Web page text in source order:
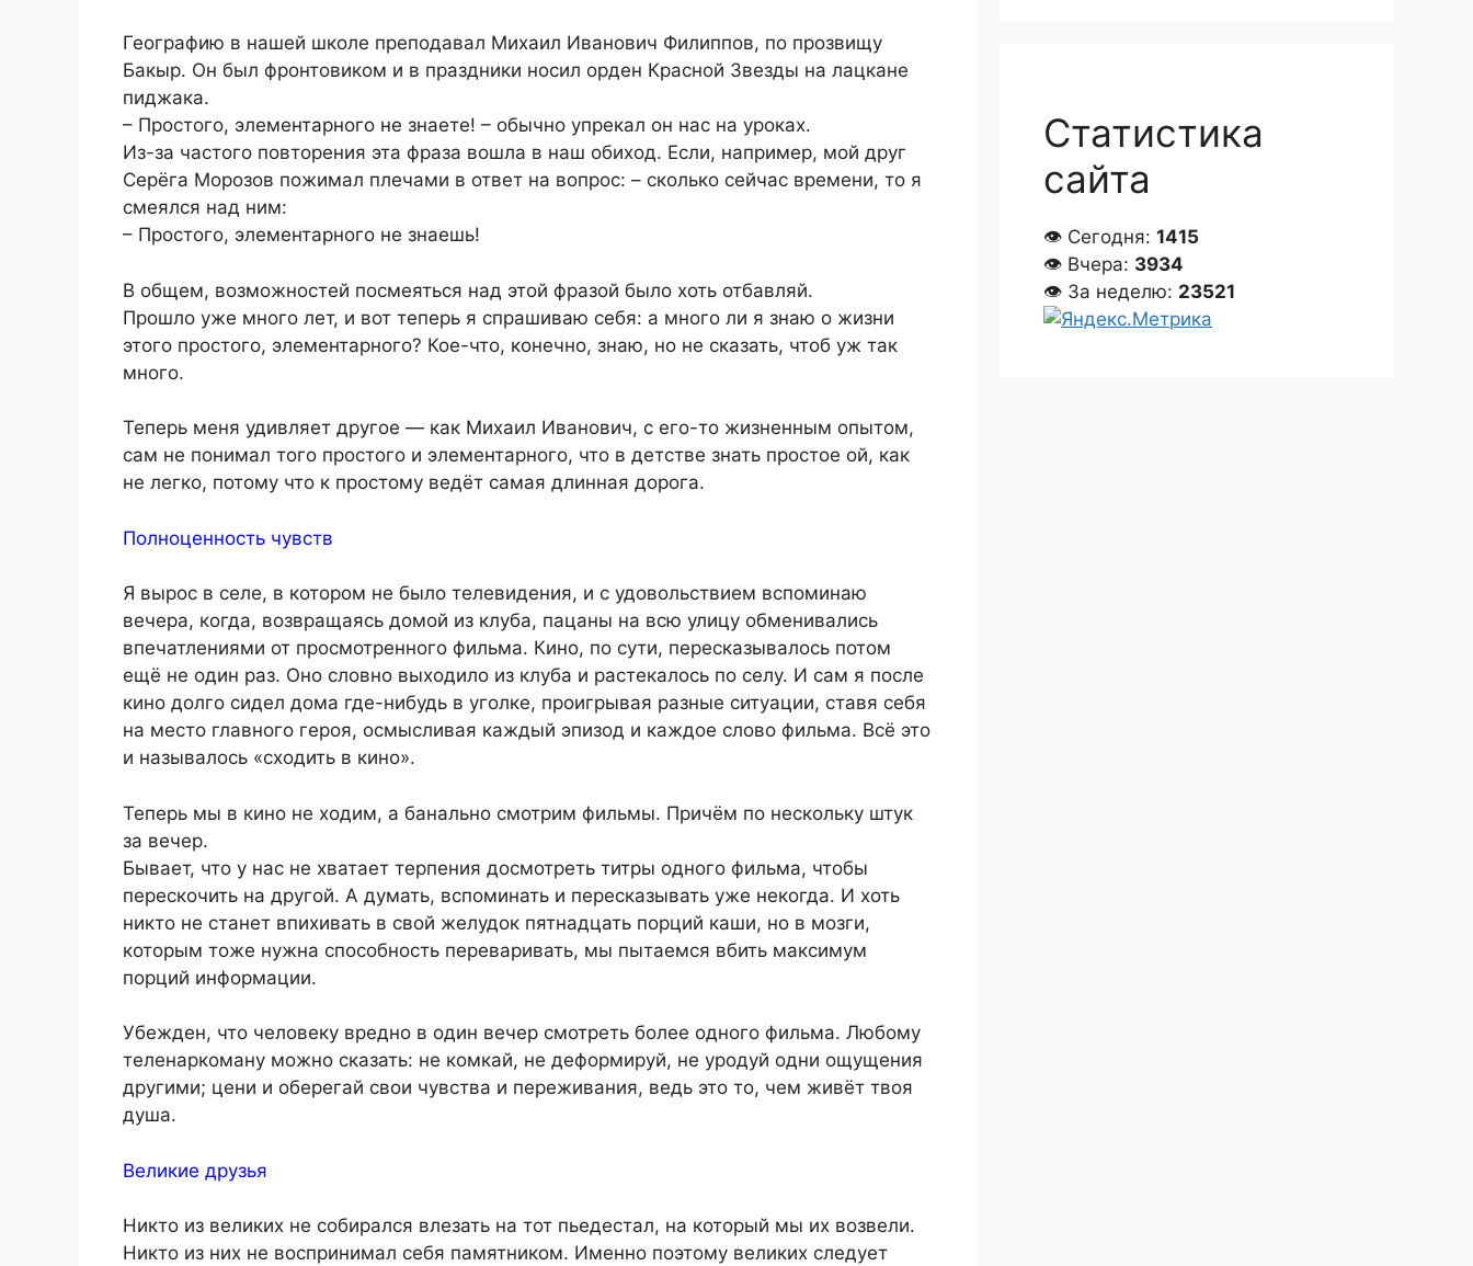
Географию в нашей школе преподавал Михаил Иванович Филиппов, по прозвищу
Бакыр. Он был фронтовиком и в праздники носил орден Красной Звезды на лацкане
пиджака.
– Простого, элементарного не знаете! – обычно упрекал он нас на уроках.
Из-за частого повторения эта фраза вошла в наш обиход. Если, например, мой друг
Серёга Морозов пожимал плечами в ответ на вопрос: – сколько сейчас времени, то я
смеялся над ним:
– Простого, элементарного не знаешь!
В общем, возможностей посмеяться над этой фразой было хоть отбавляй.
Прошло уже много лет, и вот теперь я спрашиваю себя: а много ли я знаю о жизни
этого простого, элементарного? Кое-что, конечно, знаю, но не сказать, чтоб уж так
много.
Теперь меня удивляет другое — как Михаил Иванович, с его-то жизненным опытом,
сам не понимал того простого и элементарного, что в детстве знать простое ой, как
не легко, потому что к простому ведёт самая длинная дорога.
Полноценность чувств
Я вырос в селе, в котором не было телевидения, и с удовольствием вспоминаю
вечера, когда, возвращаясь домой из клуба, пацаны на всю улицу обменивались
впечатлениями от просмотренного фильма. Кино, по сути, пересказывалось потом
ещё не один раз. Оно словно выходило из клуба и растекалось по селу. И сам я после
кино долго сидел дома где-нибудь в уголке, проигрывая разные ситуации, ставя себя
на место главного героя, осмысливая каждый эпизод и каждое слово фильма. Всё это
и называлось «сходить в кино».
Теперь мы в кино не ходим, а банально смотрим фильмы. Причём по нескольку штук
за вечер.
Бывает, что у нас не хватает терпения досмотреть титры одного фильма, чтобы
перескочить на другой. А думать, вспоминать и пересказывать уже некогда. И хоть
никто не станет впихивать в свой желудок пятнадцать порций каши, но в мозги,
которым тоже нужна способность переваривать, мы пытаемся вбить максимум
порций информации.
Убежден, что человеку вредно в один вечер смотреть более одного фильма. Любому
теленаркоману можно сказать: не комкай, не деформируй, не уродуй одни ощущения
другими; цени и оберегай свои чувства и переживания, ведь это то, чем живёт твоя
душа.
Великие друзья
Никто из великих не собирался влезать на тот пьедестал, на который мы их возвели.
Никто из них не воспринимал себя памятником. Именно поэтому великих следует
Статистика
сайта
👁 Сегодня: 1415
👁 Вчера: 3934
👁 За неделю: 23521